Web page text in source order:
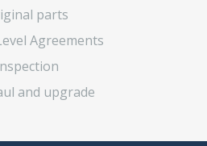
parts
Agreements
and upgrade